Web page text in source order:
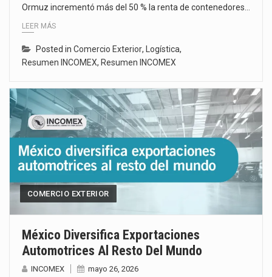
Ormuz incrementó más del 50 % la renta de contenedores…
LEER MÁS
Posted in Comercio Exterior, Logística,
Resumen INCOMEX, Resumen INCOMEX
COMERCIO EXTERIOR
México Diversifica Exportaciones
Automotrices Al Resto Del Mundo
INCOMEX mayo 26, 2026